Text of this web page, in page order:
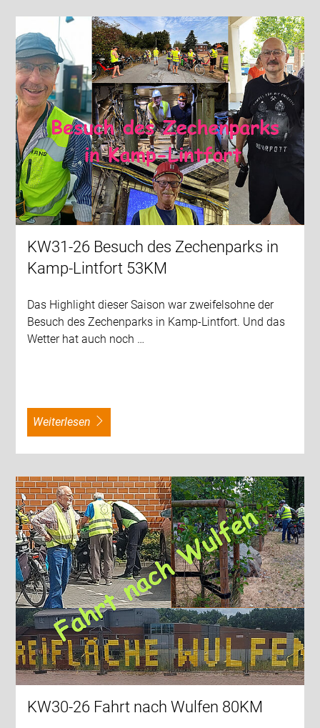
KW31-26 Besuch des Zechenparks in
Kamp-Lintfort 53KM
Das Highlight dieser Saison war zweifelsohne der
Besuch des Zechenparks in Kamp-Lintfort. Und das
Wetter hat auch noch …
weiterlesen
KW30-26 Fahrt nach Wulfen 80KM